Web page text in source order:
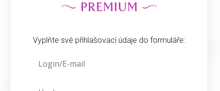
Vyplňte své přihlašovací údaje do formuláře: